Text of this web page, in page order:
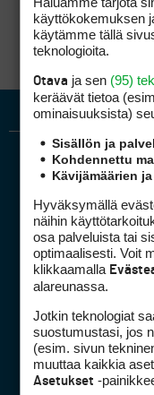
käyttökokemuksen
käytämme tällä
teknologioita.
Otava ja sen (95)
keräävät tietoa
ominaisuuk­sista)
Sisällön ja
Kohdennettu
Kävijämäärien
Hyväksymällä
näihin
osa palveluista tai
optimaalisesti. Voit
klikkaamalla
alareunassa.
Jotkin teknologiat
suostumustasi, jos
(esim. sivun
muuttaa kaikkia
Asetukset -